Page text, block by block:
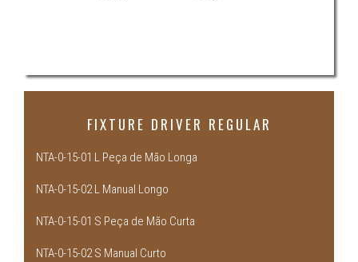
FIXTURE DRIVER REGULAR
NTA-0-15-01 L Peça de Mão Longa
NTA-0-15-02 L Manual Longo
NTA-0-15-01 S Peça de Mão Curta
NTA-0-15-02 S Manual Curto